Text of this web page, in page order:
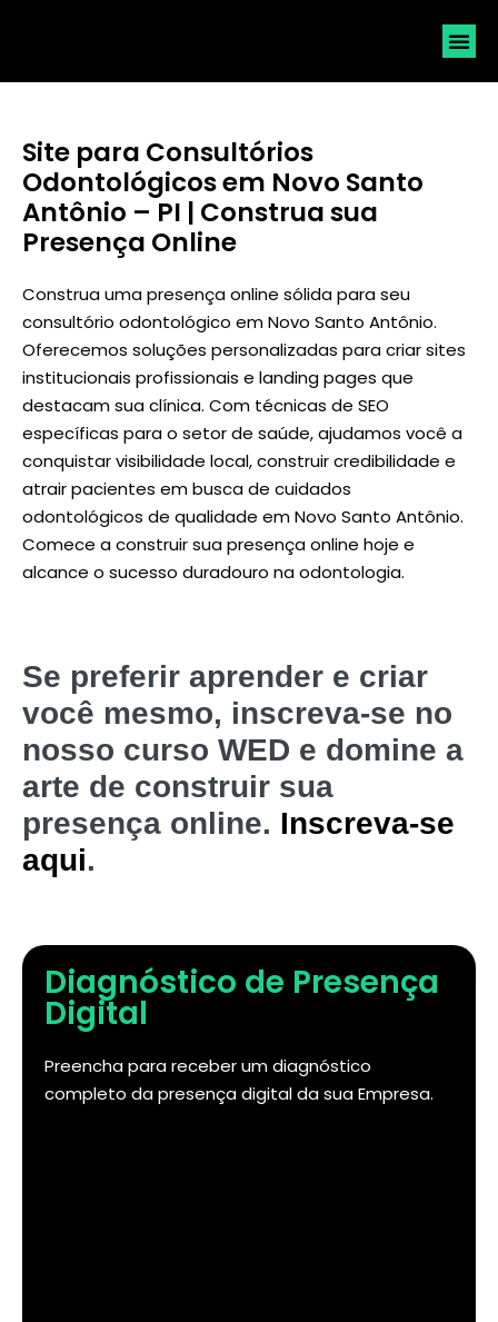
Site para Consultórios
Odontológicos em Novo Santo
Antônio – PI | Construa sua
Presença Online
Construa uma presença online sólida para seu
consultório odontológico em Novo Santo Antônio.
Oferecemos soluções personalizadas para criar sites
institucionais profissionais e landing pages que
destacam sua clínica. Com técnicas de SEO
específicas para o setor de saúde, ajudamos você a
conquistar visibilidade local, construir credibilidade e
atrair pacientes em busca de cuidados
odontológicos de qualidade em Novo Santo Antônio.
Comece a construir sua presença online hoje e
alcance o sucesso duradouro na odontologia.
Se preferir aprender e criar
você mesmo, inscreva-se no
nosso curso WED e domine a
arte de construir sua
presença online. Inscreva-se
aqui.
Diagnóstico de Presença
Digital
Preencha para receber um diagnóstico
completo da presença digital da sua Empresa.